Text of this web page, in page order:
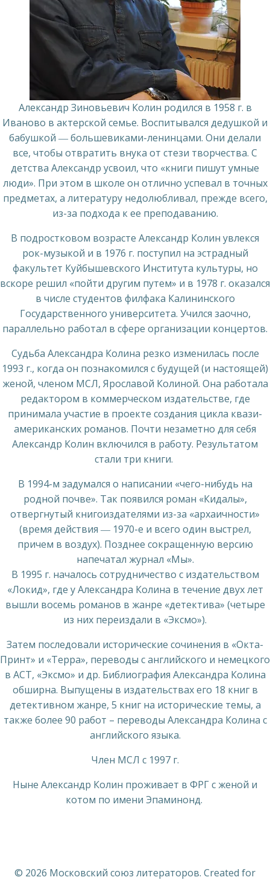
Александр Зиновьевич Колин родился в 1958 г. в
Иваново в актерской семье. Воспитывался дедушкой и
бабушкой ― большевиками-ленинцами. Они делали
все, чтобы отвратить внука от стези творчества. С
детства Александр усвоил, что «книги пишут умные
люди». При этом в школе он отлично успевал в точных
предметах, а литературу недолюбливал, прежде всего,
из-за подхода к ее преподаванию.
В подростковом возрасте Александр Колин увлекся
рок-музыкой и в 1976 г. поступил на эстрадный
факультет Куйбышевского Института культуры, но
вскоре решил «пойти другим путем» и в 1978 г. оказался
в числе студентов филфака Калининского
Государственного университета. Учился заочно,
параллельно работал в сфере организации концертов.
Судьба Александра Колина резко изменилась после
1993 г., когда он познакомился с будущей (и настоящей)
женой, членом МСЛ, Ярославой Колиной. Она работала
редактором в коммерческом издательстве, где
принимала участие в проекте создания цикла квази-
американских романов. Почти незаметно для себя
Александр Колин включился в работу. Результатом
стали три книги.
В 1994-м задумался о написании «чего-нибудь на
родной почве». Так появился роман «Кидалы»,
отвергнутый книгоиздателями из-за «архаичности»
(время действия ― 1970-е и всего один выстрел,
причем в воздух). Позднее сокращенную версию
напечатал журнал «Мы».
В 1995 г. началось сотрудничество с издательством
«Локид», где у Александра Колина в течение двух лет
вышли восемь романов в жанре «детектива» (четыре
из них переиздали в «Эксмо»).
Затем последовали исторические сочинения в «Окта-
Принт» и «Терра», переводы с английского и немецкого
в АСТ, «Эксмо» и др. Библиография Александра Колина
обширна. Выпущены в издательствах его 18 книг в
детективном жанре, 5 книг на исторические темы, а
также более 90 работ – переводы Александра Колина с
английского языка.
Член МСЛ с 1997 г.
Ныне Александр Колин проживает в ФРГ с женой и
котом по имени Эпаминонд.
© 2026 Московский союз литераторов. Created for